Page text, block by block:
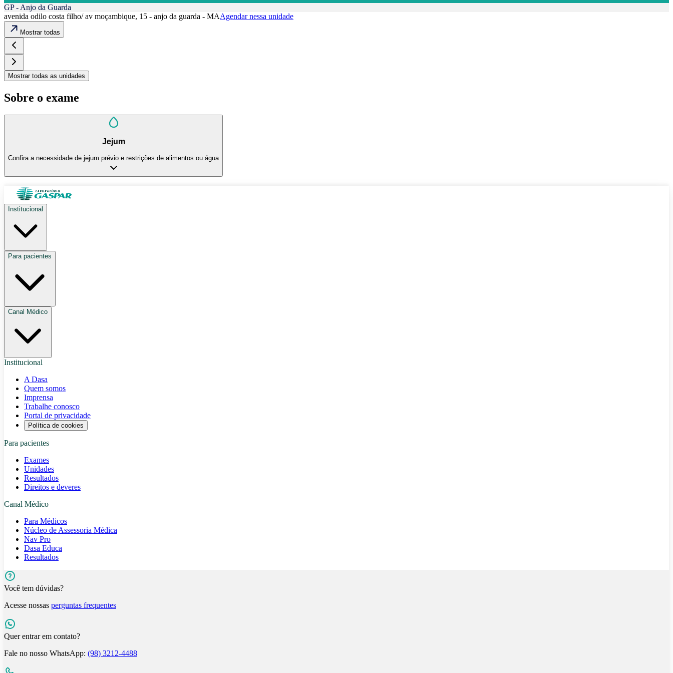
GP - Anjo da Guarda
avenida odilo costa filho/ av moçambique, 15 - anjo da guarda - MAAgendar nessa unidade
Mostrar todas
Mostrar todas as unidades
Sobre o exame
Jejum
Confira a necessidade de jejum prévio e restrições de alimentos ou água
Institucional
Para pacientes
Canal Médico
Institucional
A Dasa
Quem somos
Imprensa
Trabalhe conosco
Portal de privacidade
Política de cookies
Para pacientes
Exames
Unidades
Resultados
Direitos e deveres
Canal Médico
Para Médicos
Núcleo de Assessoria Médica
Nav Pro
Dasa Educa
Resultados
Você tem dúvidas?
Acesse nossas perguntas frequentes
Quer entrar em contato?
Fale no nosso WhatsApp: (98) 3212-4488